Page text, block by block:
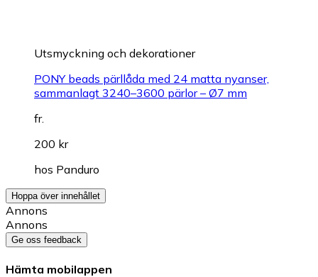
Utsmyckning och dekorationer
PONY beads pärllåda med 24 matta nyanser,
sammanlagt 3240–3600 pärlor – Ø7 mm
fr.
200 kr
hos Panduro
Hoppa över innehållet
Annons
Annons
Ge oss feedback
Hämta mobilappen